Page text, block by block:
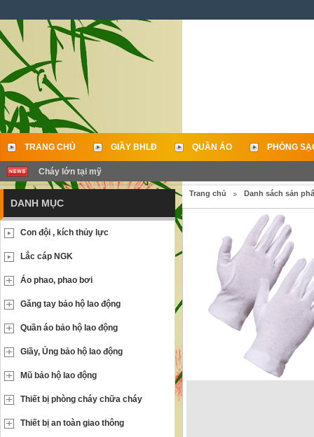
TRANG CHỦ GIẦY BHLĐ QUẦN ÁO PHÒNG
LIÊN HỆ
Cháy lớn tại mỹ
Trang chủ Danh sách sản
DANH MỤC
Con đội , kích thủy lực
Lắc cáp NGK
Áo phao, phao bơi
Găng tay bảo hộ lao động
Quần áo bảo hộ lao động
Giầy, Ủng bảo hộ lao động
Mũ bảo hộ lao động
Thiết bị phòng cháy chữa cháy
Thiết bị an toàn giao thông